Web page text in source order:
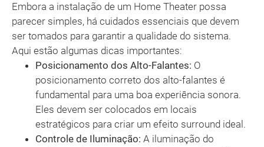
Embora a instalação de um Home Theater possa
parecer simples, há cuidados essenciais que devem
ser tomados para garantir a qualidade do sistema.
Aqui estão algumas dicas importantes:
Posicionamento dos Alto-Falantes: O
posicionamento correto dos alto-falantes é
fundamental para uma boa experiência sonora.
Eles devem ser colocados em locais
estratégicos para criar um efeito surround ideal.
Controle de Iluminação: A iluminação do